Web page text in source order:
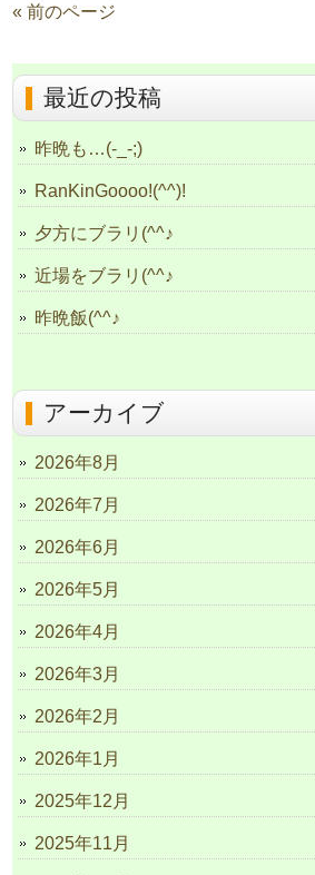
« 前のページ
最近の投稿
昨晩も…(-_-;)
RanKinGoooo!(^^)!
夕方にブラリ(^^♪
近場をブラリ(^^♪
昨晩飯(^^♪
アーカイブ
2026年8月
2026年7月
2026年6月
2026年5月
2026年4月
2026年3月
2026年2月
2026年1月
2025年12月
2025年11月